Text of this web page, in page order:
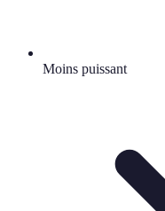
Moins puissant